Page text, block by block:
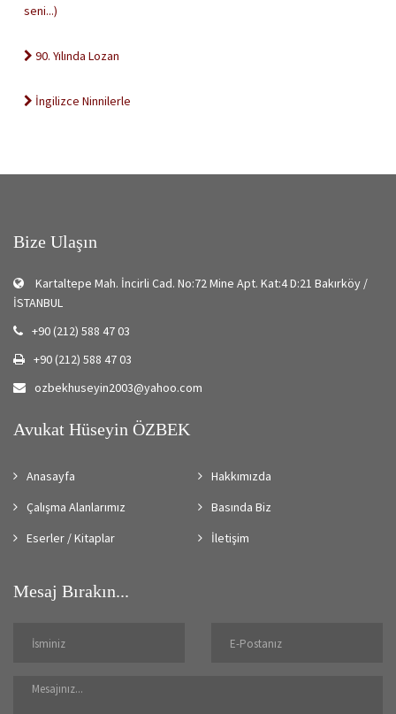
seni...)
90. Yılında Lozan
İngilizce Ninnilerle
Bize Ulaşın
Kartaltepe Mah. İncirli Cad. No:72 Mine Apt. Kat:4 D:21 Bakırköy /
İSTANBUL
+90 (212) 588 47 03
+90 (212) 588 47 03
ozbekhuseyin2003@yahoo.com
Avukat Hüseyin ÖZBEK
Anasayfa
Hakkımızda
Çalışma Alanlarımız
Basında Biz
Eserler / Kitaplar
İletişim
Mesaj Bırakın...